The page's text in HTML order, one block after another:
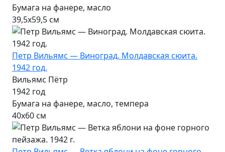
Бумага на фанере, масло
39,5х59,5 см
Петр Вильямс — Виноград. Молдавская сюита.
1942 год.
Вильямс Пётр
1942 год
Бумага на фанере, масло, темпера
40х60 см